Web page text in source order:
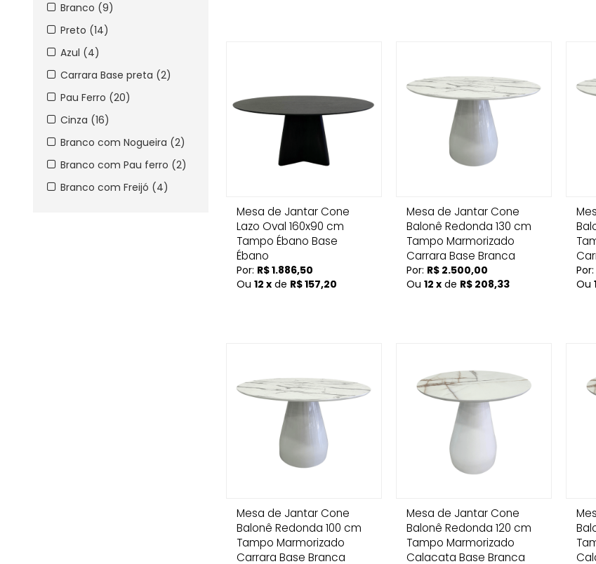
Branco (9)
Preto (14)
Azul (4)
Carrara Base preta (2)
Pau Ferro (20)
Cinza (16)
Branco com Nogueira (2)
Branco com Pau ferro (2)
Branco com Freijó (4)
Mesa de Jantar Cone
Lazo Oval 160x90 cm
Tampo Ébano Base
Ébano
Por: R$ 1.886,50
Ou 12 x de R$ 157,20
Mesa de Jantar Cone
Balonê Redonda 130 cm
Tampo Marmorizado
Carrara Base Branca
Por: R$ 2.500,00
Ou 12 x de R$ 208,33
Por:
Ou
Mesa de Jantar Cone
Balonê Redonda 100 cm
Tampo Marmorizado
Carrara Base Branca
Mesa de Jantar Cone
Balonê Redonda 120 cm
Tampo Marmorizado
Calacata Base Branca